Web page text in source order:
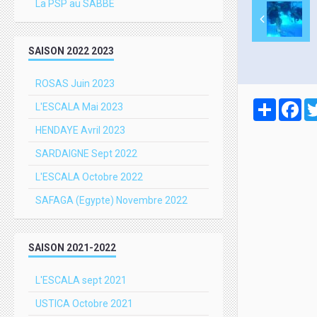
Partager
La PSP au SABBE
SAISON 2022 2023
ROSAS Juin 2023
L'ESCALA Mai 2023
HENDAYE Avril 2023
SARDAIGNE Sept 2022
L'ESCALA Octobre 2022
SAFAGA (Egypte) Novembre 2022
SAISON 2021-2022
L'ESCALA sept 2021
USTICA Octobre 2021